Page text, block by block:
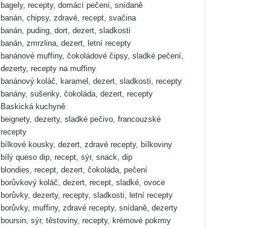
bagely, recepty, domácí pečení, snídaně
banán, chipsy, zdravé, recept, svačina
banán, puding, dort, dezert, sladkosti
banán, zmrzlina, dezert, letní recepty
banánové muffiny, čokoládové čipsy, sladké pečení,
dezerty, recepty na muffiny
banánový koláč, karamel, dezert, sladkosti, recepty
banány, sušenky, čokoláda, dezert, recepty
Baskická kuchyně
beignety, dezerty, sladké pečivo, francouzské
recepty
bílkové kousky, dezert, zdravé recepty, bílkoviny
bílý queso dip, recept, sýr, snack, dip
blondies, recept, dezert, čokoláda, pečení
borůvkový koláč, dezert, recept, sladké, ovoce
borůvky, dezerty, recepty, sladkosti, letní recepty
borůvky, muffiny, zdravé recepty, snídaně, dezerty
boursin, sýr, těstoviny, recepty, krémové pokrmy